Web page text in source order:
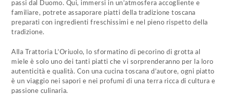
passi dal Duomo. Qui, immersi in un’atmosfera accogliente e
familiare, potrete assaporare piatti della tradizione toscana
preparati con ingredienti freschissimi e nel pieno rispetto della
tradizione.
Alla Trattoria L’Oriuolo, lo sformatino di pecorino di grotta al
miele è solo uno dei tanti piatti che vi sorprenderanno per la loro
autenticità e qualità. Con una cucina toscana d’autore, ogni piatto
è un viaggio nei sapori e nei profumi di una terra ricca di cultura e
passione culinaria.